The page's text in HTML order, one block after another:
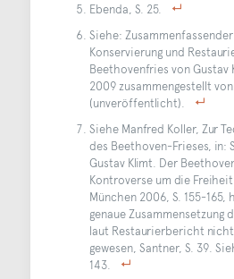
Ebenda, S. 25.
Siehe:
Konservierung und
Beethovenfries von Gustav
2009 zusammengestellt
(unveröffentlicht).
Siehe Manfred Koller, Zur
des Beethoven-Frieses, in:
Gustav Klimt. Der
Kontroverse um die
München 2006, S. 155-165,
genaue Zusammensetzung
laut Restaurierbericht
gewesen, Santner, S. 39.
143.